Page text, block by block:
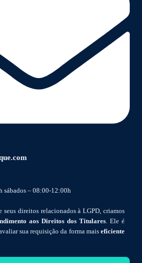
sábados – 08:00-12:00h
direitos relacionados à LGPD, criamos
aos Direitos dos Titulares. Ele é
sua requisição da forma mais eficiente